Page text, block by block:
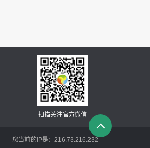
扫描关注官方微信
您当前的IP是： 216.73.216.232